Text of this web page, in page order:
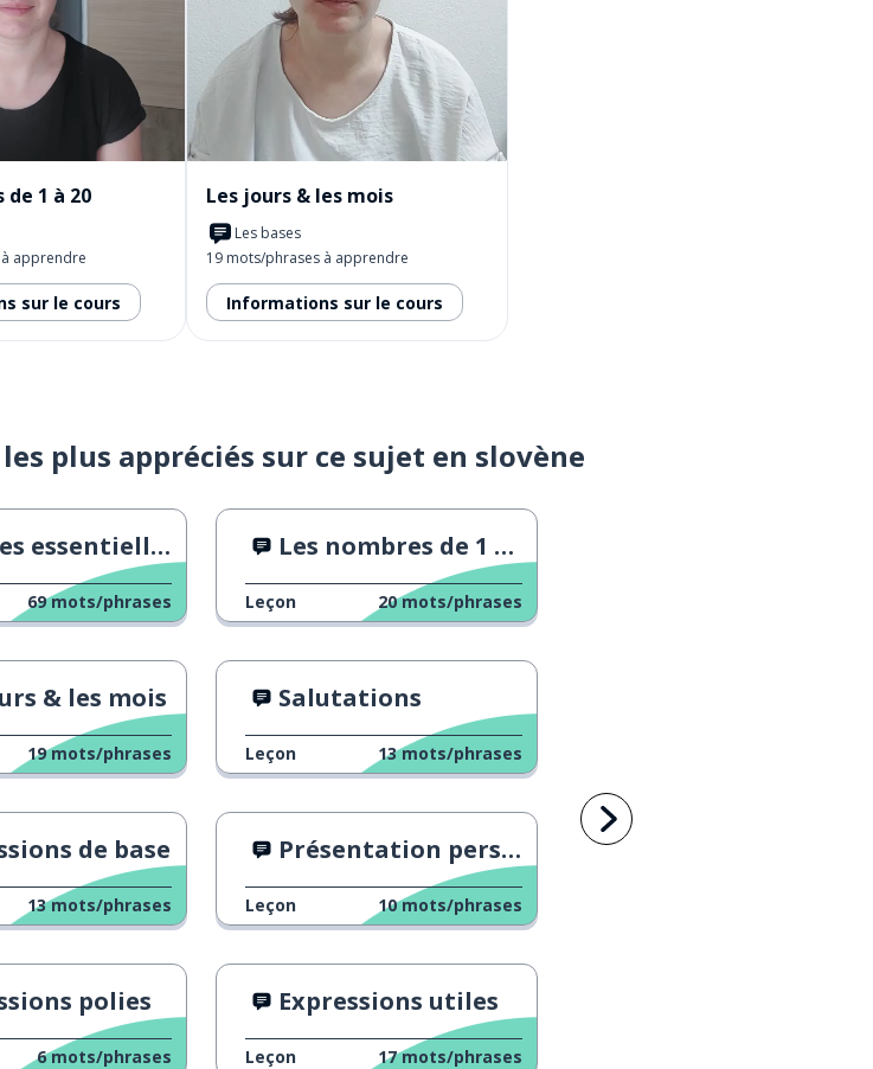
de 1 à 20
apprendre
sur le cours
Les jours & les mois
Les bases
19 mots/phrases à apprendre
Informations sur le cours
les plus appréciés sur ce sujet en slovène
essentielles
69 mots/phrases
Les nombres de 1 à 20
Leçon 20 mots/phrases
& les mois
19 mots/phrases
Salutations
Leçon 13 mots/phrases
de base
13 mots/phrases
Présentation personnelle
Leçon 10 mots/phrases
polies
6 mots/phrases
Expressions utiles
Leçon 17 mots/phrases